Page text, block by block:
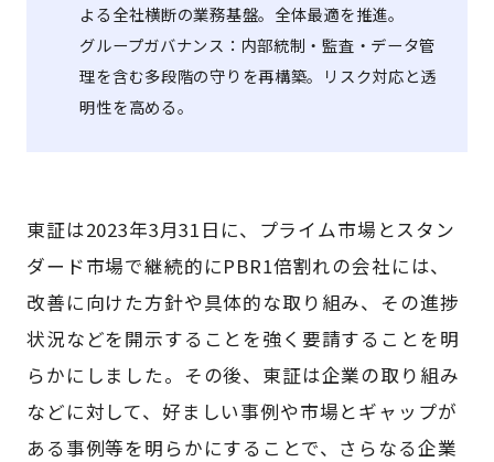
よる全社横断の業務基盤。全体最適を推進。
グループガバナンス：内部統制・監査・データ管
理を含む多段階の守りを再構築。リスク対応と透
明性を高める。
東証は2023年3月31日に、プライム市場とスタン
ダード市場で継続的にPBR1倍割れの会社には、
改善に向けた方針や具体的な取り組み、その進捗
状況などを開示することを強く要請することを明
らかにしました。その後、東証は企業の取り組み
などに対して、好ましい事例や市場とギャップが
ある事例等を明らかにすることで、さらなる企業